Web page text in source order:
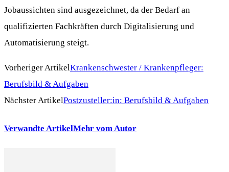
Jobaussichten sind ausgezeichnet, da der Bedarf an
qualifizierten Fachkräften durch Digitalisierung und
Automatisierung steigt.
Vorheriger ArtikelKrankenschwester / Krankenpfleger:
Berufsbild & Aufgaben
Nächster ArtikelPostzusteller:in: Berufsbild & Aufgaben
Verwandte ArtikelMehr vom Autor